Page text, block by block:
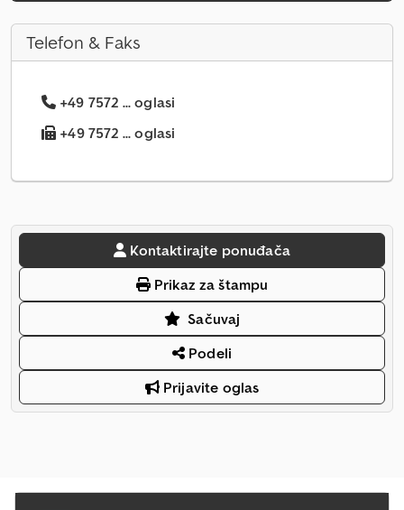
Telefon & Faks
+49 7572 ... oglasi
+49 7572 ... oglasi
Kontaktirajte ponuđača
Prikaz za štampu
Sačuvaj
Podeli
Prijavite oglas